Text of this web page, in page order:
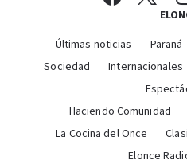
Últimas noticias Paraná
Sociedad
Internacionales
Haciendo Comunidad
La Cocina del Once
Elonce